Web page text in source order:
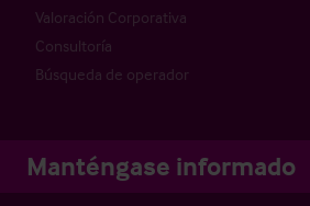
Valoración Corporativa
Consultoría
Búsqueda de operador
Manténgase informado